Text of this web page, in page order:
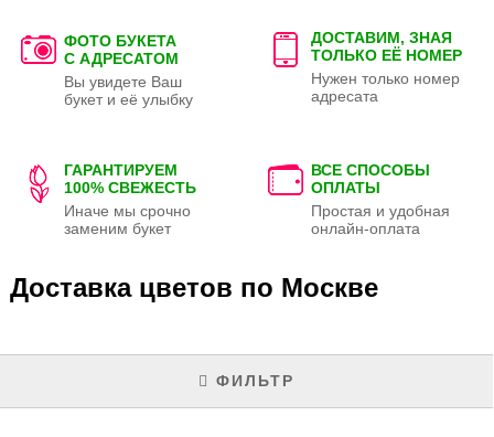
ФОТО БУКЕТА
С АДРЕСАТОМ
Вы увидете Ваш
букет и её улыбку
ДОСТАВИМ, ЗНАЯ
ТОЛЬКО ЕЁ НОМЕР
Нужен только номер
адресата
ГАРАНТИРУЕМ
100% СВЕЖЕСТЬ
Иначе мы срочно
заменим букет
ВСЕ СПОСОБЫ
ОПЛАТЫ
Простая и удобная
онлайн-оплата
Доставка цветов по Москве
ФИЛЬТР